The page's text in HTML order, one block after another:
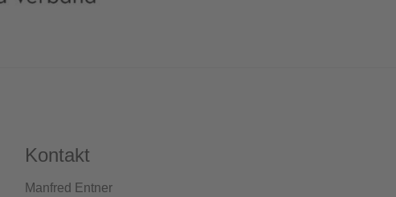
Kontakt
Manfred Entner